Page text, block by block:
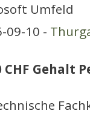
Umfeld
09-10 -
CHF Gehalt